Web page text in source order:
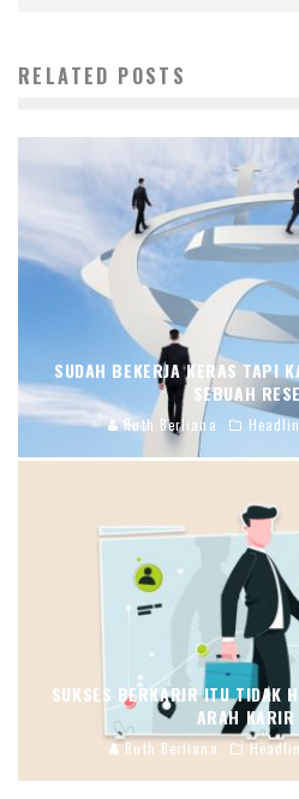
RELATED POSTS
SUDAH BEKERJA KERAS TAPI
SEBUAH
Ruth Berliana
SUKSES BERKARIR ITU TIDAK
ARAH KARIR
Ruth Berliana